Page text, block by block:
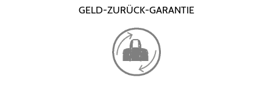
GELD-ZURÜCK-GARANTIE